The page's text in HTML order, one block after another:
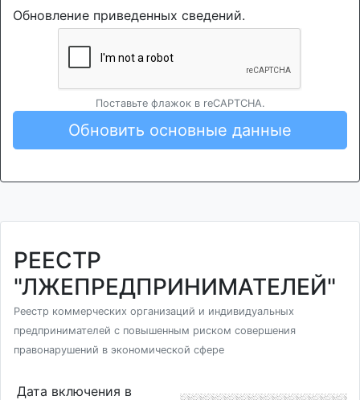
Обновление приведенных сведений.
Поставьте флажок в reCAPTCHA.
Обновить основные данные
РЕЕСТР
"ЛЖЕПРЕДПРИНИМАТЕЛЕЙ"
Реестр коммерческих организаций и индивидуальных
предпринимателей с повышенным риском совершения
правонарушений в экономической сфере
Дата включения в